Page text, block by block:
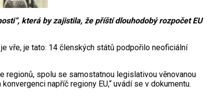
která by zajistila, že příští dlouhodobý rozpočet EU
vře, je tato: 14 členských států podpořilo neoficiální
regionů, spolu se samostatnou legislativou věnovanou
napříč regiony EU,“ uvádí se v dokumentu.